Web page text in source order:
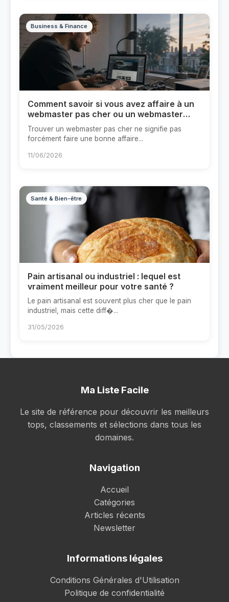
Business & Finance
Comment savoir si vous avez affaire à un
webmaster pas cher ou un webmaster
trop cher ?
Trouver un webmaster pas cher ne signifie pas
forcément faire une bonne affaire...
11/06/2026
Santé & Bien-être
Pain artisanal ou industriel : lequel est
vraiment meilleur pour votre santé ?
Le pain artisanal est souvent plus cher que le pain
industriel, mais cette diff�...
31/05/2026
Ma Liste Facile
Le site de référence pour découvrir les meilleurs
tops, classements et sélections dans tous les
domaines.
Navigation
Accueil
Catégories
Articles récents
Newsletter
Informations légales
Conditions Générales d'Utilisation
Politique de confidentialité